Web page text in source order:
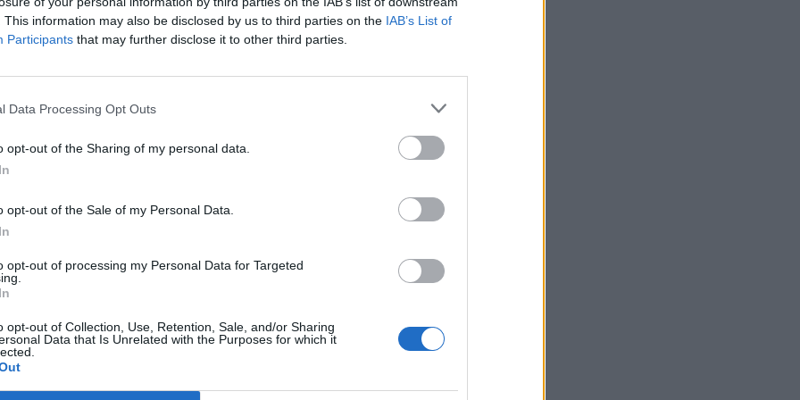
This information may also be disclosed by us to third parties on the IAB’s List of
Participants that may further disclose it to other third parties.
Data Processing Opt Outs
opt-out of the Sharing of my personal data.
opt-out of the Sale of my Personal Data.
opt-out of processing my Personal Data for Targeted
opt-out of Collection, Use, Retention, Sale, and/or Sharing
Data that Is Unrelated with the Purposes for which it
M1 autópályát a szlovák határral Pozsony előtt - összekötő autóúton sok a súlyos
november végén jelezte, hogy idén februárban elindul a bővítés
- ez azóta megtörtént. A...
portfolio.hu hírarchívumához tartozik, melynek olvasása előfizetéses
cikkarchívum
elmúlt 2 év napon belüli
Előfizetés